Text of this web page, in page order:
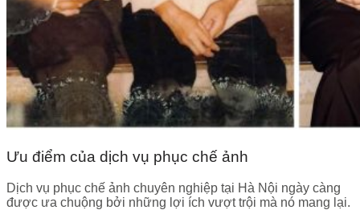
Ưu điểm của dịch vụ phục chế ảnh
Dịch vụ phục chế ảnh chuyên nghiệp tại Hà Nội ngày càng
được ưa chuộng bởi những lợi ích vượt trội mà nó mang lại.